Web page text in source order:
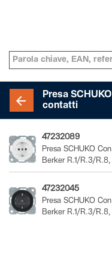
Presa
contatti
47232089
Presa SCHUKO
Berker R.1/R.3/
47232045
Presa SCHUKO
Berker R.1/R.3/